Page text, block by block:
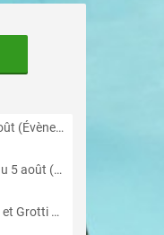
GTA Online : Détails des bonus du 6 au 12 août (Évènement « Braquages de l'été » - Suite et fin)
GTA Online : Détails des bonus du 30 juillet au 5 août (Évènement « Braquages d'été »)
GTA Online : Les Pegassi Ignus de poursuite et Grotti Veleno GT sont maintenant disponibles